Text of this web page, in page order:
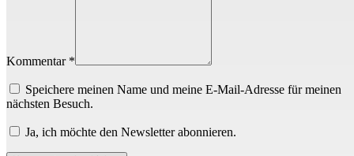
Kommentar *
Speichere meinen Name und meine E-Mail-Adresse für meinen
nächsten Besuch.
Ja, ich möchte den Newsletter abonnieren.